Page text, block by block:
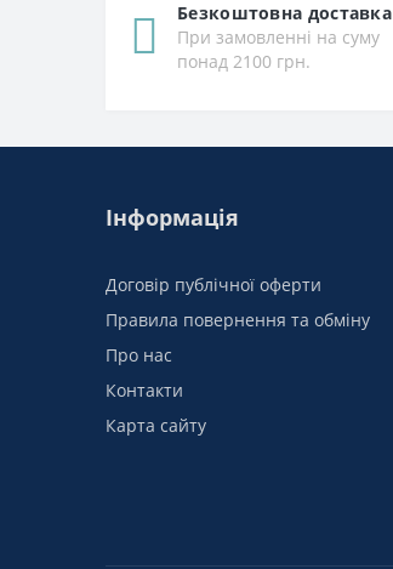
Безкоштовна доставка
При замовленні на суму
понад 2100 грн.
Інформація
Договір публічної оферти
Правила повернення та обміну
Про нас
Контакти
Карта сайту